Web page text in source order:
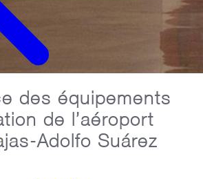
des équipements
de l’aéroport
Adolfo Suárez